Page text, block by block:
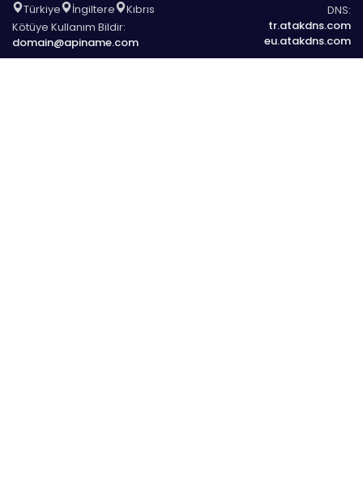
Türkiye İngiltere
Kıbrıs
Kötüye Kullanım Bildir:
domain@apiname.com
DNS:
tr.atakdns.com
eu.atakdns.com